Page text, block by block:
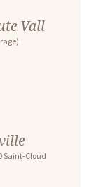
Vall
Saint-Cloud